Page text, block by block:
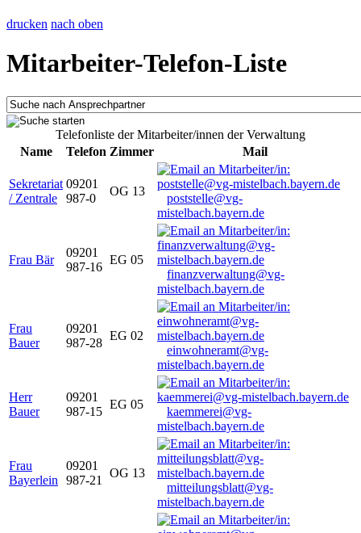
drucken nach oben
Mitarbeiter-Telefon-Liste
Telefonliste der Mitarbeiter/innen der Verwaltung
Name
Telefon Zimmer Mail
Sekretariat
/ Zentrale
09201
987-0
OG 13
poststelle@vg-
mistelbach.bayern.de
Frau Bär
09201
987-16
EG 05
finanzverwaltung@vg-
mistelbach.bayern.de
Frau
Bauer
09201
987-28
EG 02
einwohneramt@vg-
mistelbach.bayern.de
Herr
Bauer
09201
987-15
EG 05
kaemmerei@vg-
mistelbach.bayern.de
Frau
Bayerlein
09201
987-21
OG 13
mitteilungsblatt@vg-
mistelbach.bayern.de